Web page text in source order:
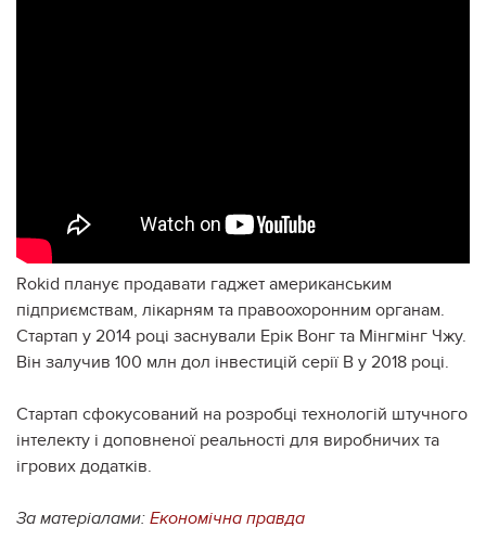
Rokid планує продавати гаджет американським
підприємствам, лікарням та правоохоронним органам.
Стартап у 2014 році заснували Ерік Вонг та Мінгмінг Чжу.
Він залучив 100 млн дол інвестицій серії B у 2018 році.
Стартап сфокусований на розробці технологій штучного
інтелекту і доповненої реальності для виробничих та
ігрових додатків.
За матеріалами: Економічна правда